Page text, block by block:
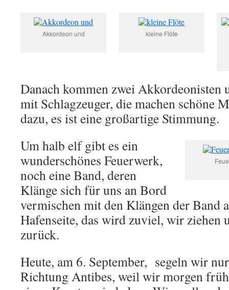
Akkordeon und kleine Flöte
Danach kommen zwei Akkordeonisten
mit Schlagzeuger, die machen schöne
dazu, es ist eine großartige Stimmung.
Um halb elf gibt es ein
wunderschönes Feuerwerk,
noch eine Band, deren
Klänge sich für uns an Bord
vermischen mit den Klängen der Band
Hafenseite, das wird zuviel, wir ziehen
zurück.
Heute, am 6. September, segeln wir
Richtung Antibes, weil wir morgen